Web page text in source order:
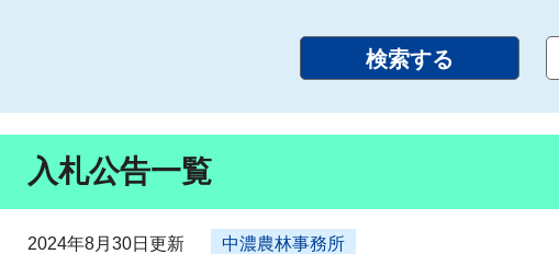
入札公告一覧
2024年8月30日更新 中濃農林事務所